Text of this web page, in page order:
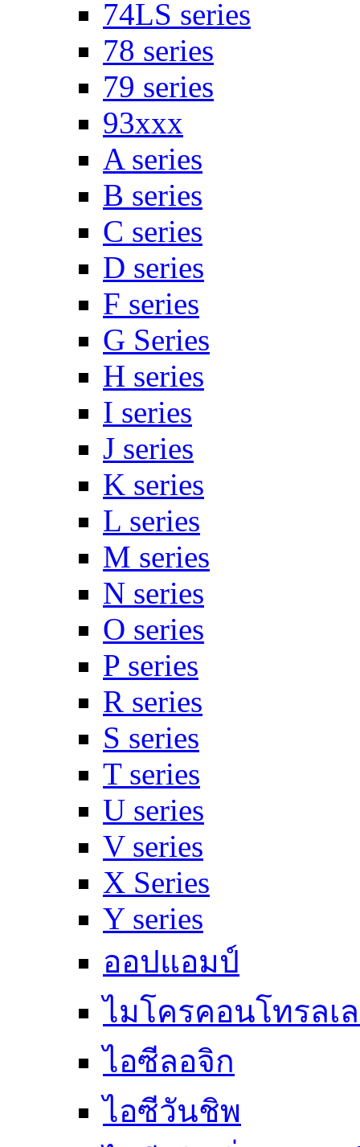
74LS series
78 series
79 series
93xxx
A series
B series
C series
D series
F series
G Series
H series
I series
J series
K series
L series
M series
N series
O series
P series
R series
S series
T series
U series
V series
X Series
Y series
ออปแอมป์
ไมโครคอนโทรลเ
ไอซีลอจิก
ไอซีวันชิพ